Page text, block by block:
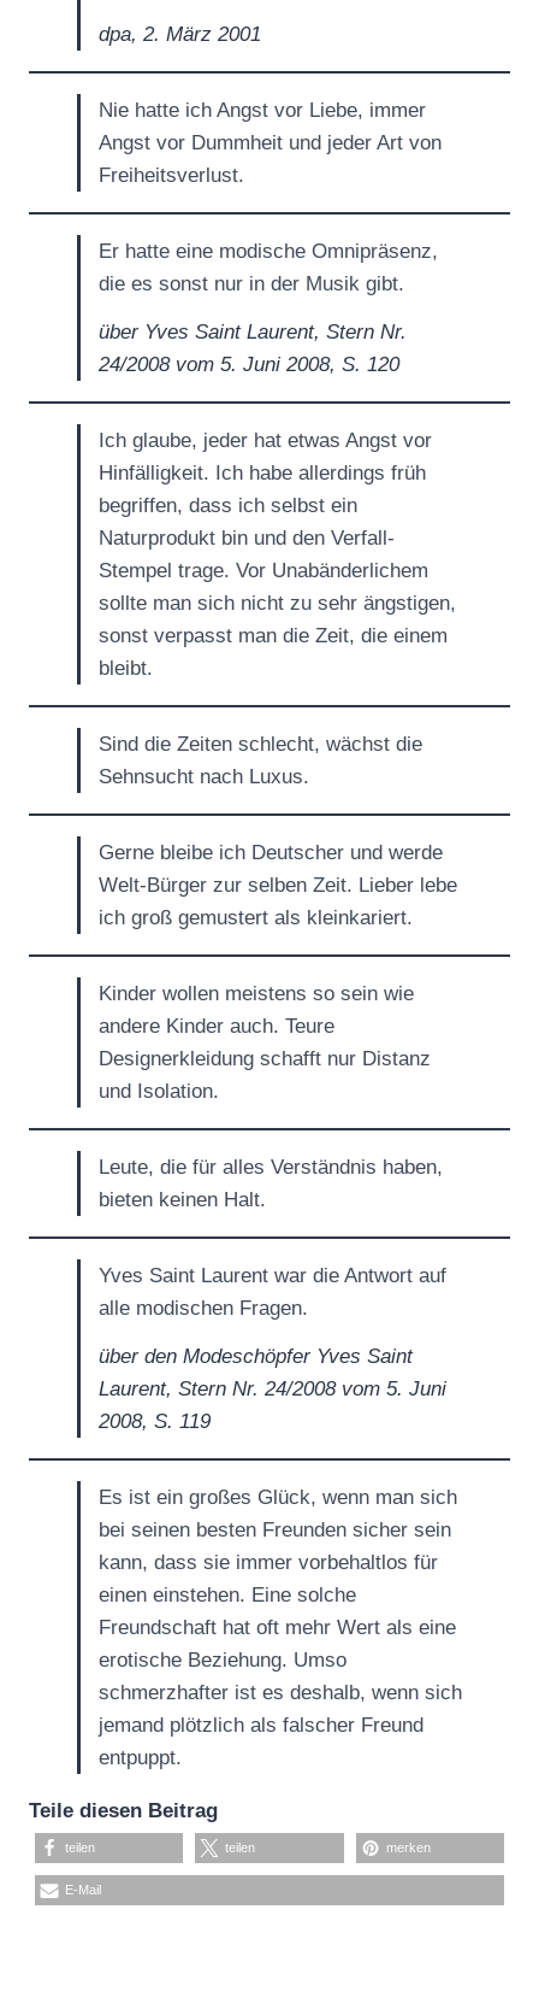
dpa, 2. März 2001
Nie hatte ich Angst vor Liebe, immer
Angst vor Dummheit und jeder Art von
Freiheitsverlust.
Er hatte eine modische Omnipräsenz,
die es sonst nur in der Musik gibt.
über Yves Saint Laurent, Stern Nr.
24/2008 vom 5. Juni 2008, S. 120
Ich glaube, jeder hat etwas Angst vor
Hinfälligkeit. Ich habe allerdings früh
begriffen, dass ich selbst ein
Naturprodukt bin und den Verfall-
Stempel trage. Vor Unabänderlichem
sollte man sich nicht zu sehr ängstigen,
sonst verpasst man die Zeit, die einem
bleibt.
Sind die Zeiten schlecht, wächst die
Sehnsucht nach Luxus.
Gerne bleibe ich Deutscher und werde
Welt-Bürger zur selben Zeit. Lieber lebe
ich groß gemustert als kleinkariert.
Kinder wollen meistens so sein wie
andere Kinder auch. Teure
Designerkleidung schafft nur Distanz
und Isolation.
Leute, die für alles Verständnis haben,
bieten keinen Halt.
Yves Saint Laurent war die Antwort auf
alle modischen Fragen.
über den Modeschöpfer Yves Saint
Laurent, Stern Nr. 24/2008 vom 5. Juni
2008, S. 119
Es ist ein großes Glück, wenn man sich
bei seinen besten Freunden sicher sein
kann, dass sie immer vorbehaltlos für
einen einstehen. Eine solche
Freundschaft hat oft mehr Wert als eine
erotische Beziehung. Umso
schmerzhafter ist es deshalb, wenn sich
jemand plötzlich als falscher Freund
entpuppt.
Teile diesen Beitrag
teilen teilen merken
E-Mail